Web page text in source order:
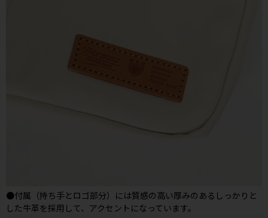
●付属（持ち手とロゴ部分）には質感の高い厚みのあるしっかりと
した牛革を採用して、アクセントになっています。